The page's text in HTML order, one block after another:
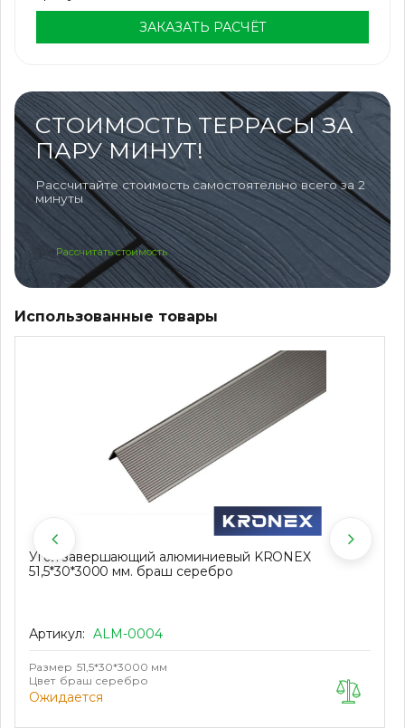
ЗАКАЗАТЬ РАСЧЁТ
СТОИМОСТЬ ТЕРРАСЫ ЗА
ПАРУ МИНУТ!
Рассчитайте стоимость самостоятельно всего за 2
минуты
Рассчитать стоимость
Использованные товары
Угол завершающий алюминиевый KRONEX
51,5*30*3000 мм. браш серебро
Артикул: ALM-0004
Размер 51,5*30*3000 мм
Цвет браш серебро
Ожидается